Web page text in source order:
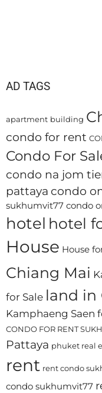
AD TAGS
apartment building
condo for rent
Condo For
condo na jom
pattaya condo
sukhumvit77 condo
hotel hotel
House House
Chiang Mai
for Sale land in
Kamphaeng Saen
CONDO FOR RENT
Pattaya phuket real
rent rent condo
condo sukhumvit77